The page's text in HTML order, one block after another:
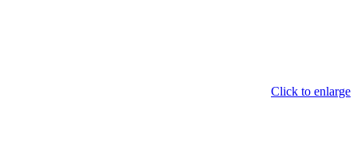
Click to enlarge